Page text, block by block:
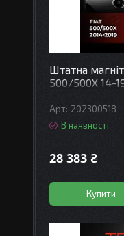
Штатна
500/500X 14-
202300518
В наявності
28 383 ₴
Купити